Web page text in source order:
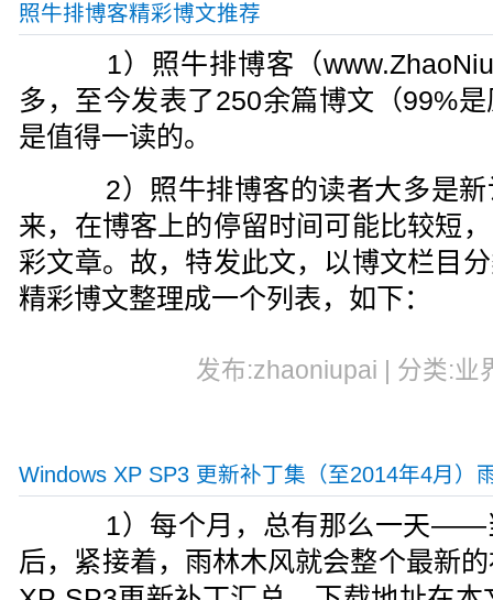
照牛排博客精彩博文推荐
1）照牛排博客（
多，至今发表了250余篇博文（99%
是值得一读的。
2）照牛排博客的读者大多是新
来，在博客上的停留时间可能比较短
彩文章。故，特发此文，以博文栏目
精彩博文整理成一个列表，如下：
发布:zhaoniupai | 分类:业
Windows XP SP3 更新补丁集（至2014年4月）
1）每个月，总有那么一天——
后，紧接着，雨林木风就会整个最新